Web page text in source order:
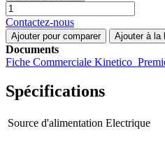
Contactez-nous
Ajouter pour comparer Ajouter à la
Documents
Fiche Commerciale
Spécifications
Source d'alimentation Electrique